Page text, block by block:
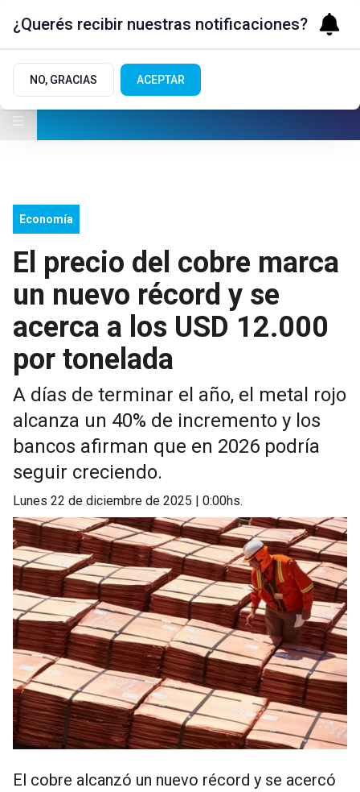
Economía
El precio del cobre marca
un nuevo récord y se
acerca a los USD 12.000
por tonelada
A días de terminar el año, el metal rojo
alcanza un 40% de incremento y los
bancos afirman que en 2026 podría
seguir creciendo.
lunes 22 de diciembre de 2025 | 0:00hs.
El cobre alcanzó un nuevo récord y se acercó
¿Querés recibir nuestras notificaciones?
NO, GRACIAS ACEPTAR